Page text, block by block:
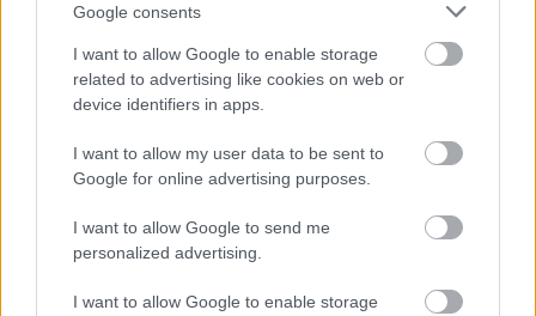
Google consents
I want to allow Google to enable storage
related to advertising like cookies on web or
device identifiers in apps.
I want to allow my user data to be sent to
Google for online advertising purposes.
I want to allow Google to send me
personalized advertising.
I want to allow Google to enable storage
Atcelt Ziņot